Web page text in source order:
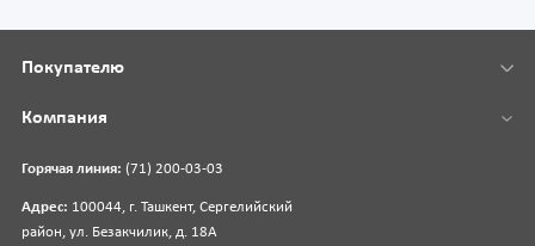
Горячая линия: (71) 200-03-03
Адрес: 100044, г. Ташкент, Сергелийский
район, ул. Безакчилик, д. 18А
Покупателю
Компания